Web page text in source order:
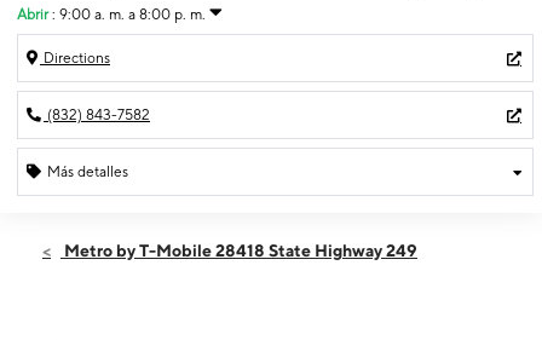
Abrir : 9:00 a. m. a 8:00 p. m.
Directions
(832) 843-7582
Más detalles
Jueves:9:00 a. m. a 8:00 p. m.
Metro by T-Mobile 28418 State Highway 249